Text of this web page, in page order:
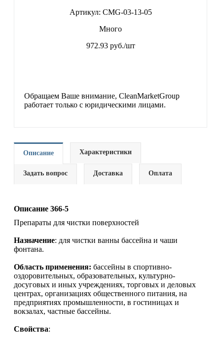
Артикул: CMG-03-13-05
Много
972.93 руб./шт
Обращаем Ваше внимание, CleanMarketGroup
работает только с юридическими лицами.
Описание Характеристики
Задать вопрос Доставка Оплата
Описание 366-5
Препараты для чистки поверхностей
Назначение: для чистки ванны бассейна и чаши
фонтана.
Область применения: бассейны в спортивно-
оздоровительных, образовательных, культурно-
досуговых и иных учреждениях, торговых и деловых
центрах, организациях общественного питания, на
предприятиях промышленности, в гостиницах и
вокзалах, частные бассейны.
Свойства: